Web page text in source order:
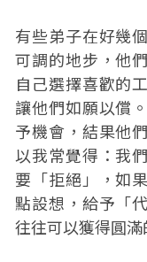
有些弟子在好幾
可調的地步，他
自己選擇喜歡的
讓他們如願以償
予機會，結果他
以我常覺得：我
要「拒絕」，如
點設想，給予「
往往可以獲得圓滿